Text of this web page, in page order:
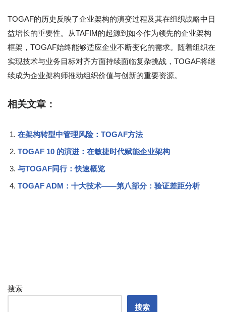
TOGAF的历史反映了企业架构的演变过程及其在组织战略中日
益增长的重要性。从TAFIM的起源到如今作为领先的企业架构
框架，TOGAF始终能够适应企业不断变化的需求。随着组织在
实现技术与业务目标对齐方面持续面临复杂挑战，TOGAF将继
续成为企业架构师推动组织价值与创新的重要资源。
相关文章：
在架构转型中管理风险：TOGAF方法
TOGAF 10 的演进：在敏捷时代赋能企业架构
与TOGAF同行：快速概览
TOGAF ADM：十大技术——第八部分：验证差距分析
搜索
搜索